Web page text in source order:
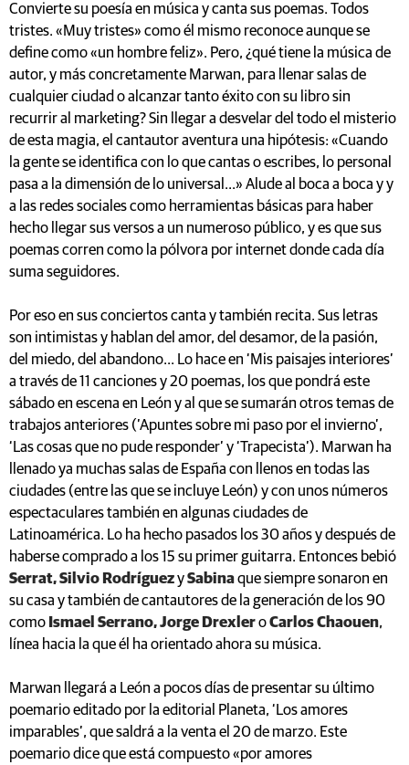
Convierte su poesía en música y canta sus poemas. Todos
tristes. «Muy tristes» como él mismo reconoce aunque se
define como «un hombre feliz». Pero, ¿qué tiene la música de
autor, y más concretamente Marwan, para llenar salas de
cualquier ciudad o alcanzar tanto éxito con su libro sin
recurrir al marketing? Sin llegar a desvelar del todo el misterio
de esta magia, el cantautor aventura una hipótesis: «Cuando
la gente se identifica con lo que cantas o escribes, lo personal
pasa a la dimensión de lo universal...» Alude al boca a boca y y
a las redes sociales como herramientas básicas para haber
hecho llegar sus versos a un numeroso público, y es que sus
poemas corren como la pólvora por internet donde cada día
suma seguidores.
Por eso en sus conciertos canta y también recita. Sus letras
son intimistas y hablan del amor, del desamor, de la pasión,
del miedo, del abandono... Lo hace en ‘Mis paisajes interiores’
a través de 11 canciones y 20 poemas, los que pondrá este
sábado en escena en León y al que se sumarán otros temas de
trabajos anteriores (’Apuntes sobre mi paso por el invierno’,
‘Las cosas que no pude responder’ y ‘Trapecista’). Marwan ha
llenado ya muchas salas de España con llenos en todas las
ciudades (entre las que se incluye León) y con unos números
espectaculares también en algunas ciudades de
Latinoamérica. Lo ha hecho pasados los 30 años y después de
haberse comprado a los 15 su primer guitarra. Entonces bebió
Serrat, Silvio RodríguezySabinaque siempre sonaron en
su casa y también de cantautores de la generación de los 90
como Ismael Serrano, Jorge DrexleroCarlos Chaouen,
línea hacia la que él ha orientado ahora su música.
Marwan llegará a León a pocos días de presentar su último
poemario editado por la editorial Planeta, ‘Los amores
imparables’, que saldrá a la venta el 20 de marzo. Este
poemario dice que está compuesto «por amores